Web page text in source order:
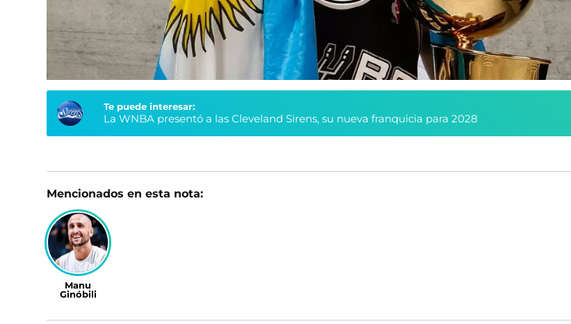
Te puede interesar:
La WNBA presentó a las Cleveland Sirens, su nueva franquicia para 2028
Mencionados en esta nota:
Manu
Ginóbili